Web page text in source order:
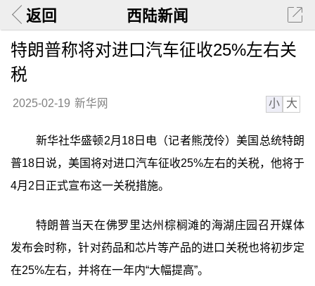
返回 西陆新闻
特朗普称将对进口汽车征收25%左右关
税
2025-02-19 新华网 小 大
新华社华盛顿2月18日电（记者熊茂伶）美国总统特朗
普18日说，美国将对进口汽车征收25%左右的关税，他将于
4月2日正式宣布这一关税措施。
特朗普当天在佛罗里达州棕榈滩的海湖庄园召开媒体
发布会时称，针对药品和芯片等产品的进口关税也将初步定
在25%左右，并将在一年内“大幅提高”。